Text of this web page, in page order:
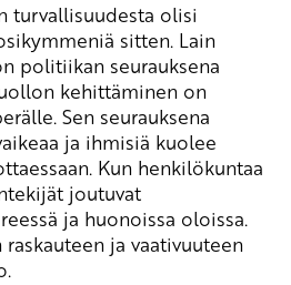
turvallisuudesta olisi
sitten. Lain
politiikan seurauksena
kehittäminen on
Sen seurauksena
ja ihmisiä kuolee
Kun henkilökuntaa
joutuvat
ja huonoissa oloissa.
ja vaativuuteen